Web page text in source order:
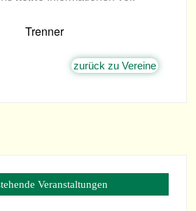
zurück zu Vereine
Veranstaltungen